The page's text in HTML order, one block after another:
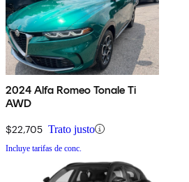
2024 Alfa Romeo Tonale Ti
AWD
$22,705 Trato justo
Incluye tarifas de conc.